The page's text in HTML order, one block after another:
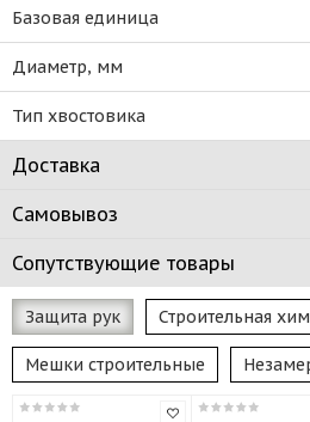
Базовая единица
Диаметр, мм
Тип хвостовика
Доставка
Самовывоз
Сопутствующие товары
Защита рук Строительная
Мешки строительные